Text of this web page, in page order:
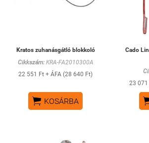
Kratos zuhanásgátló blokkoló
Cikkszám:KRA-FA2010300A
22 551 Ft + ÁFA (28 640 Ft)
 KOSÁRBA
Cado
23 071